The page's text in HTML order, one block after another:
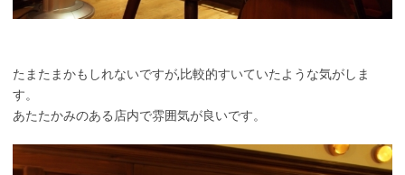
たまたまかもしれないですが,比較的すいていたような気がしま
す。
あたたかみのある店内で雰囲気が良いです。